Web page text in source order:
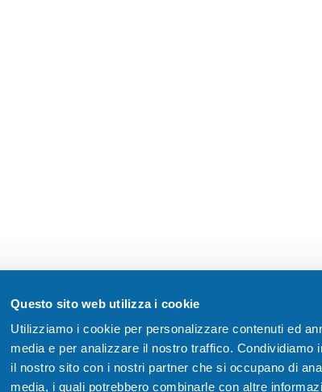
Questo sito web utilizza i cookie
Utilizziamo i cookie per personalizzare contenuti ed
media e per analizzare il nostro traffico.
il nostro sito con i nostri partner che si occupano di
media, i quali potrebbero combinarle con altre